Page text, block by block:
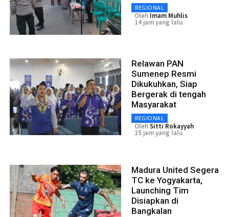
REGIONAL
Oleh Imam Muhlis
14 jam yang lalu
Relawan PAN
Sumenep Resmi
Dikukuhkan, Siap
Bergerak di tengah
Masyarakat
REGIONAL
OlehSitti Rokayyah
15 jam yang lalu
Madura United Segera
TC ke Yogyakarta,
Launching Tim
Disiapkan di
Bangkalan